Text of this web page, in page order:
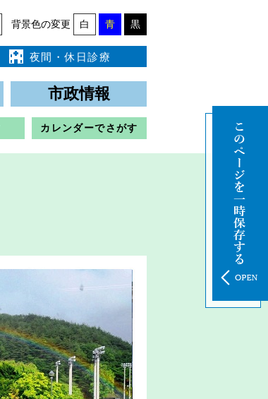
背景色の変更 白 青 黒
夜間・休日診療
市政情報
カレンダーでさがす